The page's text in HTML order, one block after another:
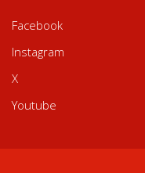
Facebook
Instagram
X
Youtube